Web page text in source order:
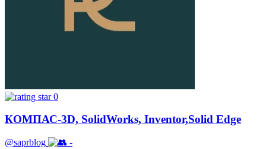
0
КОМПАС-3D, SolidWorks, Inventor,Solid Edge
@saprblog -